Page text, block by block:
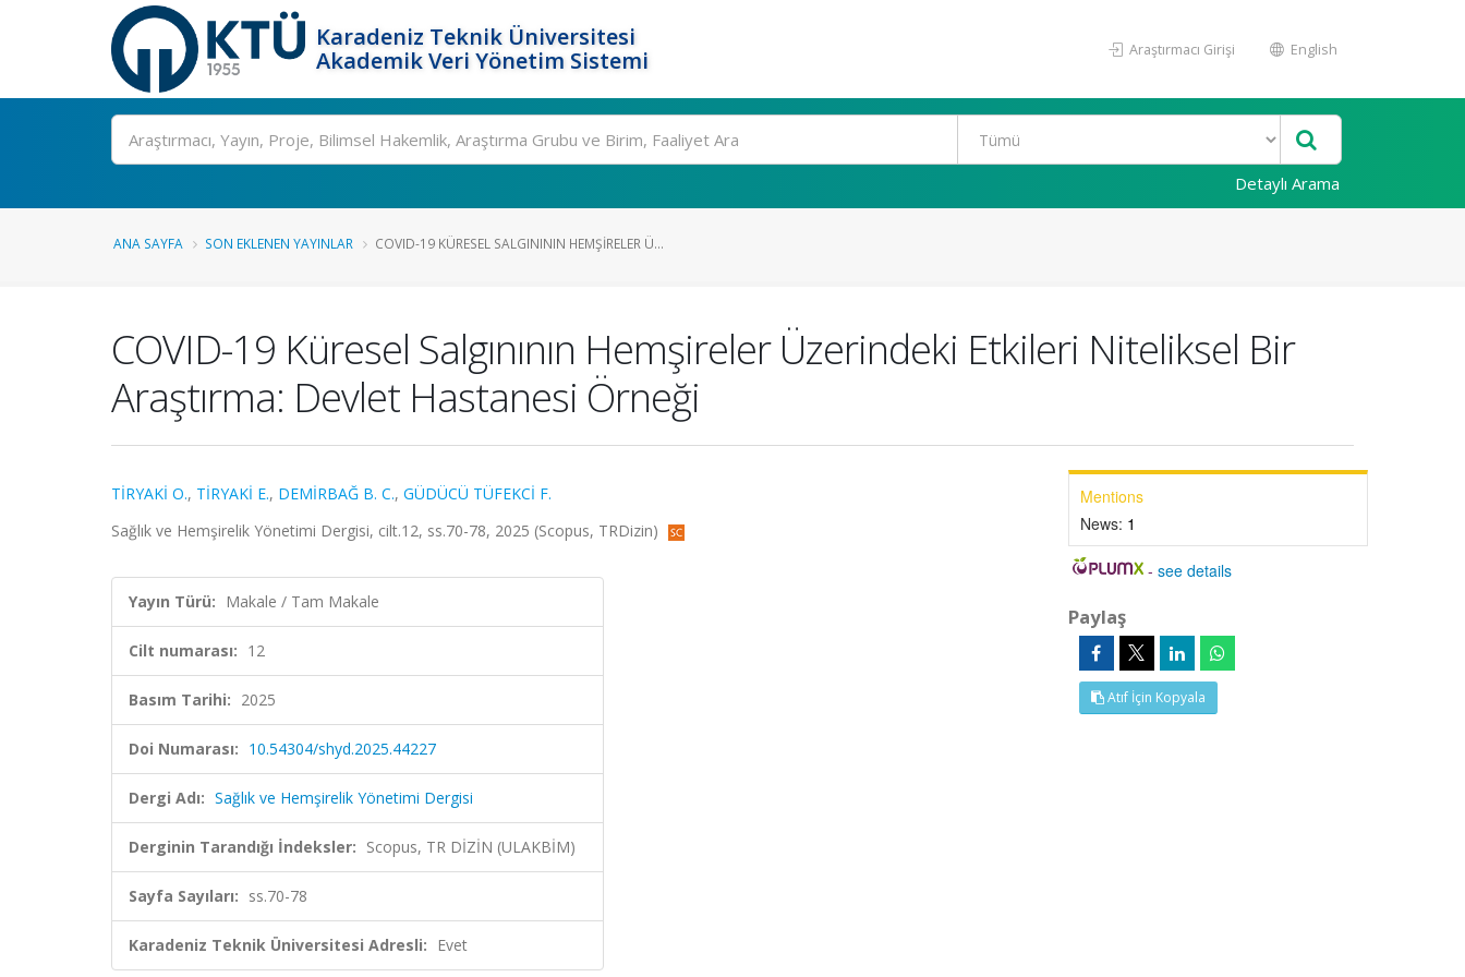
Karadeniz Teknik Üniversitesi
Akademik Veri Yönetim Sistemi
Araştırmacı Girişi English
Ara
Detaylı Arama
ANA SAYFA SON EKLENEN YAYINLAR COVID-19 KÜRESEL SALGINININ HEMŞIRELER Ü...
COVID-19 Küresel Salgınının Hemşireler Üzerindeki Etkileri Niteliksel Bir
Araştırma: Devlet Hastanesi Örneği
TİRYAKİ O., TİRYAKİ E., DEMİRBAĞ B. C., GÜDÜCÜ TÜFEKCİ F.
Sağlık ve Hemşirelik Yönetimi Dergisi, cilt.12, ss.70-78, 2025 (Scopus, TRDizin)
Yayın Türü: Makale / Tam Makale
Cilt numarası: 12
Basım Tarihi: 2025
Doi Numarası: 10.54304/shyd.2025.44227
Dergi Adı: Sağlık ve Hemşirelik Yönetimi Dergisi
Derginin Tarandığı İndeksler: Scopus, TR DİZİN (ULAKBİM)
Sayfa Sayıları: ss.70-78
Karadeniz Teknik Üniversitesi Adresli: Evet
Mentions
News: 1
-see details
Paylaş
Atıf İçin Kopyala